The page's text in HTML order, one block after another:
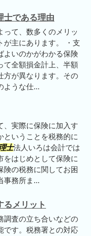
士である理由
って、数多くのメリッ
が主にあります。 ・支
よいのかがわかる保険
て全額損金計上、半額
方が異なります。その
ような仕...
、実際に保険に加入す
ということを税務的に
士法人いろは会計では
をはじめとして保険に
険の税務に関してお困
事務所ま...
るメリット
調査の立ち合いなどの
です。税務署との対応